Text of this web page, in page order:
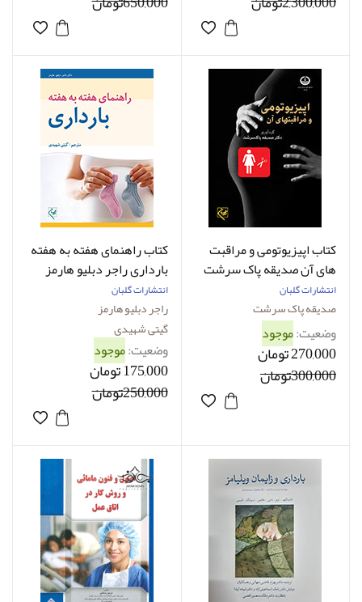
کتاب اپیزیوتومی و مراقبت
های آن صدیقه پاک سرشت
انتشارات گلبان
صدیقه پاک سرشت
وضعیت:موجود
270,000 تومان
300,000تومان
کتاب راهنمای هفته به هفته
بارداری راجر دبلیو هارمز
گیتی شهیدی
انتشارات گلبان
راجر دبلیو هارمز
گیتی شهیدی
وضعیت:موجود
175,000 تومان
250,000تومان